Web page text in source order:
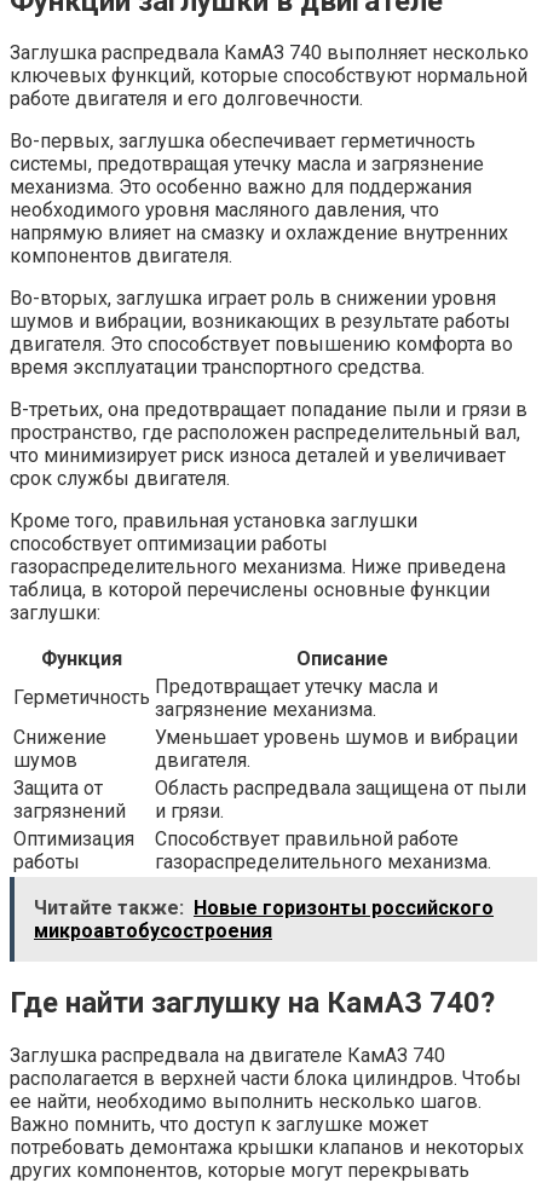
Заглушка распредвала КамАЗ 740 выполняет несколько
ключевых функций, которые способствуют нормальной
работе двигателя и его долговечности.
Во-первых, заглушка обеспечивает герметичность
системы, предотвращая утечку масла и загрязнение
механизма. Это особенно важно для поддержания
необходимого уровня масляного давления, что
напрямую влияет на смазку и охлаждение внутренних
компонентов двигателя.
Во-вторых, заглушка играет роль в снижении уровня
шумов и вибрации, возникающих в результате работы
двигателя. Это способствует повышению комфорта во
время эксплуатации транспортного средства.
В-третьих, она предотвращает попадание пыли и грязи в
пространство, где расположен распределительный вал,
что минимизирует риск износа деталей и увеличивает
срок службы двигателя.
Кроме того, правильная установка заглушки
способствует оптимизации работы
газораспределительного механизма. Ниже приведена
таблица, в которой перечислены основные функции
заглушки:
Функция
Описание
Герметичность Предотвращает утечку масла и
загрязнение механизма.
Снижение
шумов
Уменьшает уровень шумов и вибрации
двигателя.
Защита от
загрязнений
Область распредвала защищена от пыли
и грязи.
Оптимизация
работы
Способствует правильной работе
газораспределительного механизма.
Читайте также:
Новые горизонты российского
микроавтобусостроения
Где найти заглушку на КамАЗ 740?
Заглушка распредвала на двигателе КамАЗ 740
располагается в верхней части блока цилиндров. Чтобы
ее найти, необходимо выполнить несколько шагов.
Важно помнить, что доступ к заглушке может
потребовать демонтажа крышки клапанов и некоторых
других компонентов, которые могут перекрывать